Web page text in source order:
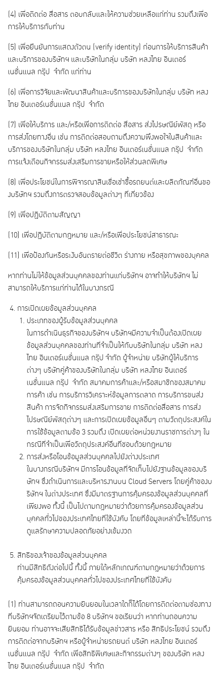
(4) เพื่อติดต่อ สื่อสาร ตอบกลับและให้ความช่วยเหลือแก่ท่าน รวมถึงเพื่อ
การให้บริการกับท่าน
(5) เพื่อยืนยันการแสดงตัวตน (verify identity) ก่อนการให้บริการสินค้า
และบริการของบริษัทฯ และบริษัทในกลุ่ม บริษัท หลงไทย อินเตอร์
เนชั่นแนล กรุ๊ป จำกัด แก่ท่าน
(6) เพื่อการวิจัยและพัฒนาสินค้าและบริการของบริษัทในกลุ่ม บริษัท หลง
ไทย อินเตอร์เนชั่นแนล กรุ๊ป จำกัด
(7) เพื่อให้บริการ และ/หรือเพื่อการติดต่อ สื่อสาร ส่งไปรษณีย์พัสดุ หรือ
การส่งโดยทางอื่น เช่น การติดต่อสอบถามถึงความพึงพอใจในสินค้าและ
บริการของบริษัทในกลุ่ม บริษัท หลงไทย อินเตอร์เนชั่นแนล กรุ๊ป จำกัด
การแจ้งเตือนกิจกรรมส่งเสริมการขายหรือให้ส่วนลดพิเศษ
(8) เพื่อประโยชน์ในการพิจารณาสินเชื่อเช่าซื้อรถยนต์และผลิตภัณฑ์อื่นขอ
งบริษัทฯ รวมถึงการตรวจสอบข้อมูลต่างๆ ที่เกี่ยวข้อง
(9) เพื่อปฏิบัติตามสัญญา
(10) เพื่อปฏิบัติตามกฎหมาย และ/หรือเพื่อประโยชน์สาธารณะ
(11) เพื่อป้องกันหรือระงับอันตรายต่อชีวิต ร่างกาย หรือสุขภาพของบุคคล
หากท่านไม่ให้ข้อมูลส่วนบุคคลของท่านแก่บริษัทฯ อาจทำให้บริษัทฯ ไม่
สามารถให้บริการแก่ท่านได้ในบางกรณี
การเปิดเผยข้อมูลส่วนบุคคล
ประเภทของผู้รับข้อมูลส่วนบุคคล
ในการดำเนินธุรกิจของบริษัทฯ บริษัทฯมีความจำเป็นต้องเปิดเผย
ข้อมูลส่วนบุคคลของท่านที่จำเป็นให้กับบริษัทในกลุ่ม บริษัท หลง
ไทย อินเตอร์เนชั่นแนล กรุ๊ป จำกัด ผู้จำหน่าย บริษัทผู้ให้บริการ
ต่างๆ บริษัทคู่ค้าของบริษัทในกลุ่ม บริษัท หลงไทย อินเตอร์
เนชั่นแนล กรุ๊ป จำกัด สมาคมการค้าและ/หรือสมาชิกของสมาคม
การค้า เช่น การบริการวิเคราะห์ข้อมูลการตลาด การบริการขนส่ง
สินค้า การจัดกิจกรรมส่งเสริมการขาย การติดต่อสื่อสาร การส่ง
ไปรษณีย์พัสดุต่างๆ และการเปิดเผยข้อมูลอื่นๆ ตามวัตถุประสงค์ใน
การใช้ข้อมูลตามข้อ 3 รวมถึง เปิดเผยต่อหน่วยงานราชการต่างๆ ใน
กรณีที่จำเป็นเพื่อวัตถุประสงค์อื่นที่ชอบด้วยกฎหมาย
การส่งหรือโอนข้อมูลส่วนบุคคลไปยังต่างประเทศ
ในบางกรณีบริษัทฯ มีการโอนข้อมูลที่จัดเก็บไปยังฐานข้อมูลของบริ
ษัทฯ ซึ่งดำเนินการและบริหารงานบน Cloud Servers โดยคู่ค้าของบ
ริษัทฯ ในต่างประเทศ ซึ่งมีมาตรฐานการคุ้มครองข้อมูลส่วนบุคคลที่
เพียงพอ ทั้งนี้ เป็นไปตามกฎหมายว่าด้วยการคุ้มครองข้อมูลส่วน
บุคคลทั่วไปของประเทศไทยที่ใช้บังคับ โดยที่ข้อมูลเหล่านี้จะได้รับการ
ดูแลรักษาความปลอดภัยอย่างเข้มงวด
สิทธิของเจ้าของข้อมูลส่วนบุคคล
ท่านมีสิทธิดังต่อไปนี้ ทั้งนี้ ภายใต้หลักเกณฑ์ตามกฎหมายว่าด้วยการ
คุ้มครองข้อมูลส่วนบุคคลทั่วไปของประเทศไทยที่ใช้บังคับ
(1) ท่านสามารถถอนความยินยอมในเวลาใดก็ได้โดยการติดต่อตามช่องทาง
ที่บริษัทฯจัดเตรียมไว้ตามข้อ 8 บริษัทฯ ขอเรียนว่า หากท่านถอนความ
ยินยอม ท่านอาจจะเสียสิทธิได้รับข้อมูลข่าวสาร หรือ สิทธิประโยชน์ รวมถึง
การติดต่อจากบริษัทฯ หรือผู้จำหน่ายรถยนต์ บริษัท หลงไทย อินเตอร์
เนชั่นแนล กรุ๊ป จำกัด เพื่อสิทธิพิเศษและกิจกรรมต่างๆ ของบริษัท หลง
ไทย อินเตอร์เนชั่นแนล กรุ๊ป จำกัด